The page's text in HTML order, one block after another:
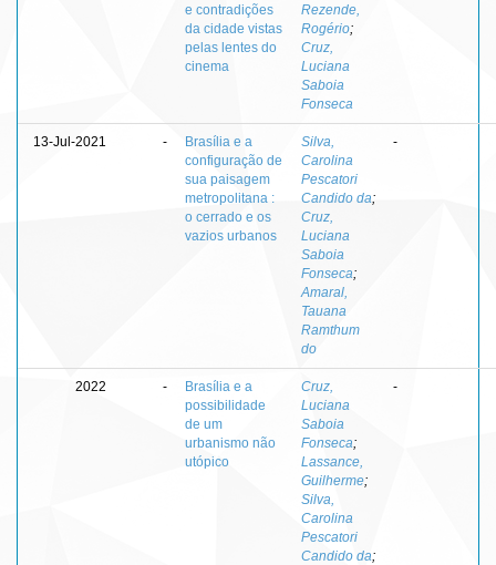
e contradições
da cidade vistas
pelas lentes do
cinema
Rezende,
Rogério;
Cruz,
Luciana
Saboia
Fonseca
13-Jul-2021 -
Brasília e a
configuração de
sua paisagem
metropolitana :
o cerrado e os
vazios urbanos
Silva,
Carolina
Pescatori
Candido da;
Cruz,
Luciana
Saboia
Fonseca;
Amaral,
Tauana
Ramthum
do
-
2022 -
Brasília e a
possibilidade
de um
urbanismo não
utópico
Cruz,
Luciana
Saboia
Fonseca;
Lassance,
Guilherme;
Silva,
Carolina
Pescatori
Candido da;
-